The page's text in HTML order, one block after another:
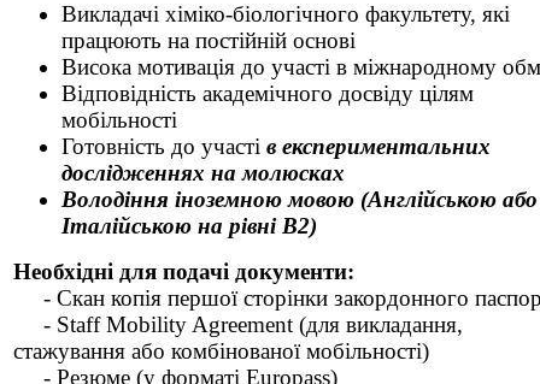
Викладачі хіміко-біологічного факультету, які
працюють на постійній основі
Висока мотивація до участі в міжнародному
Відповідність академічного досвіду цілям
мобільності
Готовність до участі в експериментальних
дослідженнях на молюсках
Володіння іноземною мовою (Англійською або
Італійською на рівні B2)
Необхідні для подачі документи:
- Скан копія першої сторінки закордонного
- Staff Mobility Agreement (для викладання,
стажування або комбінованої мобільності)
- Резюме (у форматі Europass)